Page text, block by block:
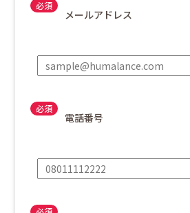
メールアドレス
電話番号